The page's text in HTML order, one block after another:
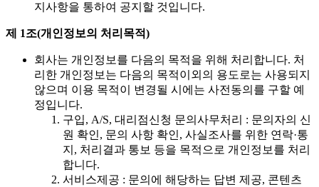
지사항을 통하여 공지할 것입니다.
제 1조(개인정보의 처리목적)
회사는 개인정보를 다음의 목적을 위해 처리합니다. 처
리한 개인정보는 다음의 목적이외의 용도로는 사용되지
않으며 이용 목적이 변경될 시에는 사전동의를 구할 예
정입니다.
구입, A/S, 대리점신청 문의사무처리 : 문의자의 신
원 확인, 문의 사항 확인, 사실조사를 위한 연락·통
지, 처리결과 통보 등을 목적으로 개인정보를 처리
합니다.
서비스제공 : 문의에 해당하는 답변 제공, 콘텐츠